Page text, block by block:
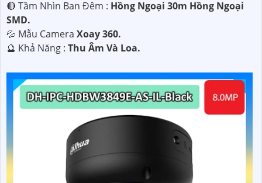
🔴 Tầm Nhìn Ban Đêm : Hồng Ngoại 30m Hồng Ngoại
SMD.
💦 Mẫu Camera Xoay 360.
️🔮 Khả Năng : Thu Âm Và Loa.